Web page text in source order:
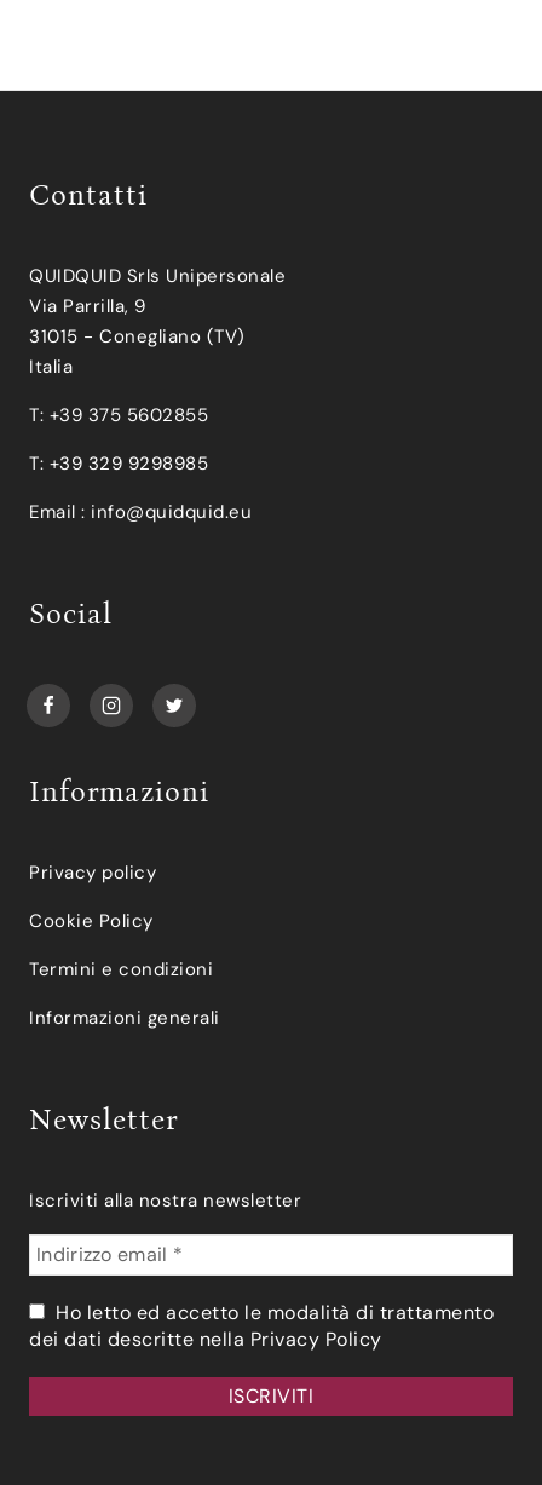
Contatti
QUIDQUID Srls Unipersonale
Via Parrilla, 9
31015 - Conegliano (TV)
Italia
T: +39 375 5602855
T: +39 329 9298985
Email : info@quidquid.eu
Social
Informazioni
Privacy policy
Cookie Policy
Termini e condizioni
Informazioni generali
Newsletter
Iscriviti alla nostra newsletter
Ho letto ed accetto le modalità di trattamento
dei dati descritte nella Privacy Policy